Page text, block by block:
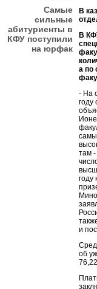
Самые
сильные
абитуриенты в
КФУ поступили
на юрфак
В
В
а по
- На
году
там
году
и
об